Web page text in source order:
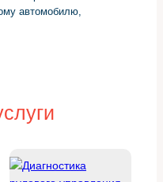
автомобилю,